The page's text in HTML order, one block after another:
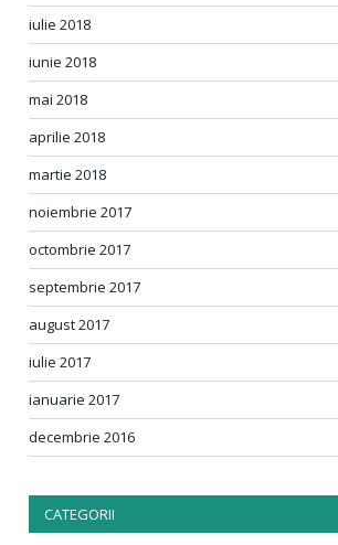
iulie 2018
iunie 2018
mai 2018
aprilie 2018
martie 2018
noiembrie 2017
octombrie 2017
septembrie 2017
august 2017
iulie 2017
ianuarie 2017
decembrie 2016
CATEGORII